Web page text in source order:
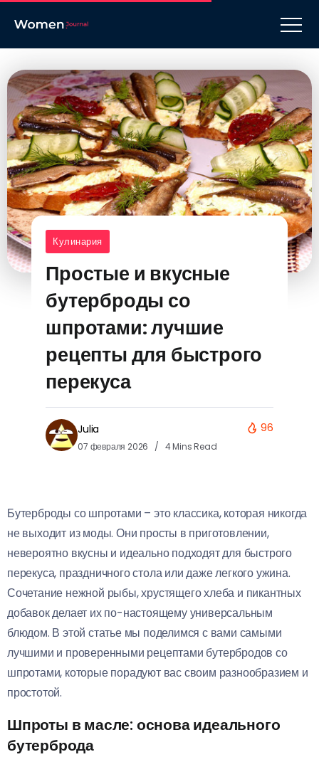
Кулинария
Простые и вкусные
бутерброды со
шпротами: лучшие
рецепты для быстрого
перекуса
Julia
07 февраля 2026 4 Mins Read
96
Бутерброды со шпротами – это классика, которая никогда
не выходит из моды. Они просты в приготовлении,
невероятно вкусны и идеально подходят для быстрого
перекуса, праздничного стола или даже легкого ужина.
Сочетание нежной рыбы, хрустящего хлеба и пикантных
добавок делает их по-настоящему универсальным
блюдом. В этой статье мы поделимся с вами самыми
лучшими и проверенными рецептами бутербродов со
шпротами, которые порадуют вас своим разнообразием и
простотой.
Шпроты в масле: основа идеального
бутерброда